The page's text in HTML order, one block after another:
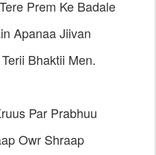
Prem Ke Badale
Apanaa Jiivan
Bhaktii Men.
Par Prabhuu
Owr Shraap